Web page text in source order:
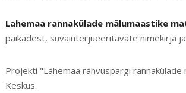
Lahemaa rannakülade mälumaastike
paikadest, süvainterjueeritavate nimekirja
Projekti "Lahemaa rahvuspargi
Keskus.